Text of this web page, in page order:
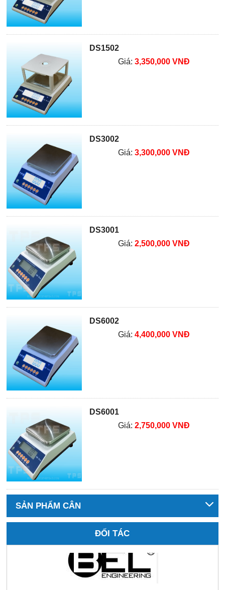
DS1502
Giá: 3,350,000 VNĐ
DS3002
Giá: 3,300,000 VNĐ
DS3001
Giá: 2,500,000 VNĐ
DS6002
Giá: 4,400,000 VNĐ
DS6001
Giá: 2,750,000 VNĐ
SẢN PHẨM CÂN
ĐỐI TÁC